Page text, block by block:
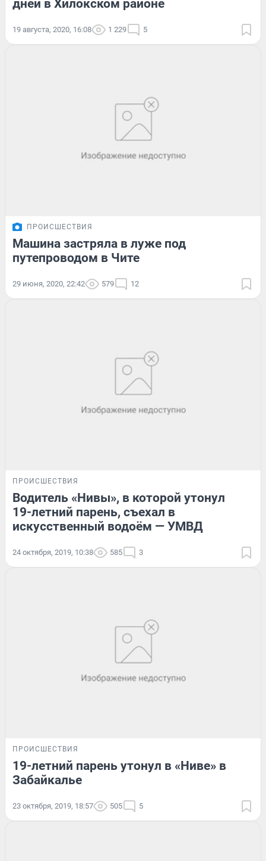
дней в Хилокском районе
19 августа, 2020, 16:08 1 229 5
ПРОИСШЕСТВИЯ
Машина застряла в луже под
путепроводом в Чите
29 июня, 2020, 22:42 579 12
ПРОИСШЕСТВИЯ
Водитель «Нивы», в которой утонул
19-летний парень, съехал в
искусственный водоём — УМВД
24 октября, 2019, 10:38 585 3
ПРОИСШЕСТВИЯ
19-летний парень утонул в «Ниве» в
Забайкалье
23 октября, 2019, 18:57 505 5